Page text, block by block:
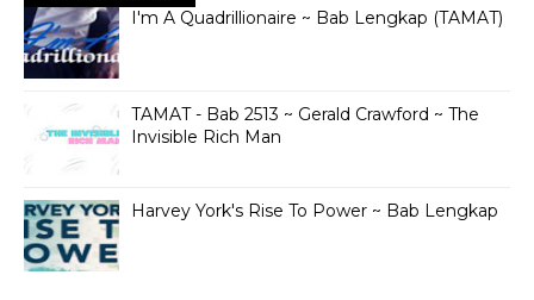
I'm A Quadrillionaire ~ Bab Lengkap (TAMAT)
TAMAT - Bab 2513 ~ Gerald Crawford ~ The
Invisible Rich Man
Harvey York's Rise To Power ~ Bab Lengkap